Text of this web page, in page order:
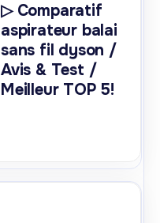
▷ Comparatif
aspirateur balai
sans fil dyson /
Avis & Test /
Meilleur TOP 5!